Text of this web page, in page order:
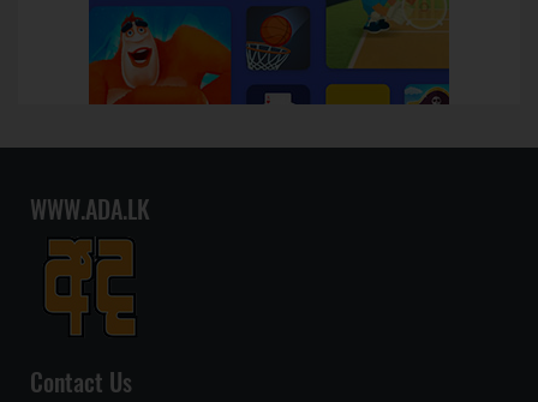
WWW.ADA.LK
Contact Us